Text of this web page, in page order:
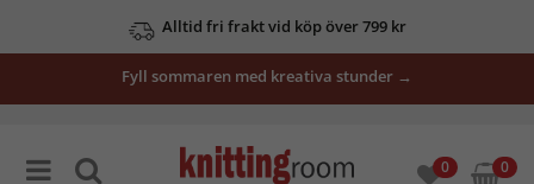
Alltid fri frakt vid köp över 799 kr
Fyll sommaren med kreativa stunder →
0 0